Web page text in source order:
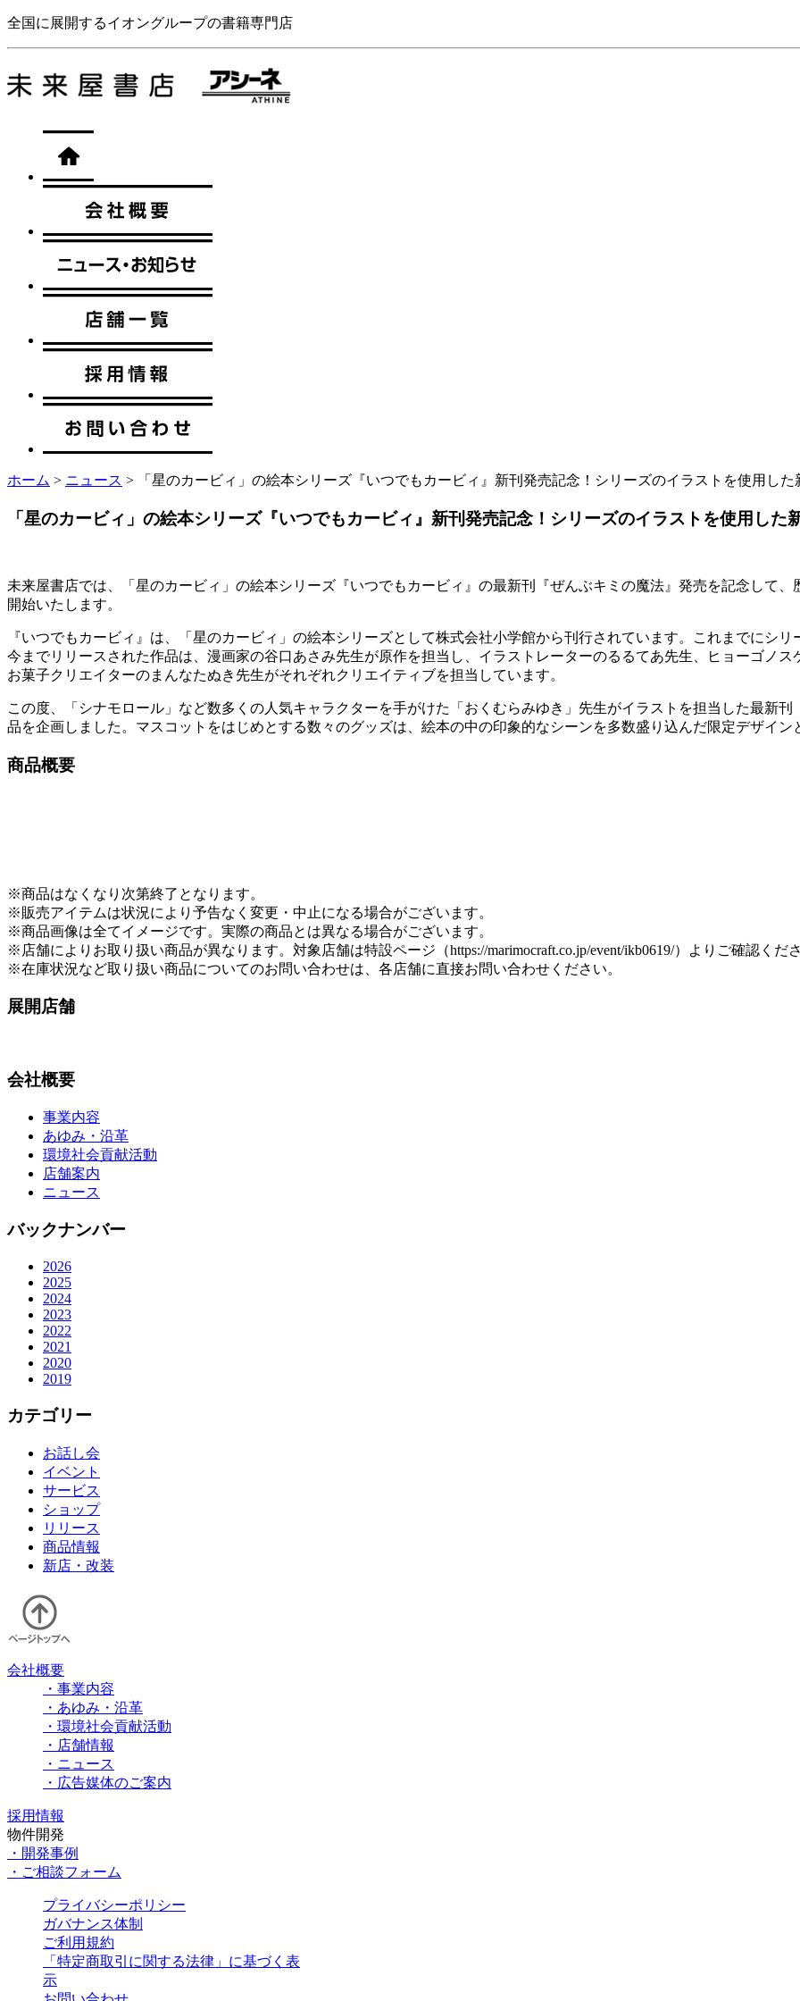
全国に展開するイオングループの書籍専門店
ホーム > ニュース > 「星のカービィ」の絵本シリーズ『いつでもカービィ』新刊発売記念！シリーズのイラストを使用した
「星のカービィ」の絵本シリーズ『いつでもカービィ』新刊発売記念！シリーズのイラストを使用した
未来屋書店では、「星のカービィ」の絵本シリーズ『いつでもカービィ』の最新刊『ぜんぶキミの魔法』発売を記念して
開始いたします。
『いつでもカービィ』は、「星のカービィ」の絵本シリーズとして株式会社小学館から刊行されています。これまでにシ
今までリリースされた作品は、漫画家の谷口あさみ先生が原作を担当し、イラストレーターのるるてあ先生、ヒョーゴノ
お菓子クリエイターのまんなたぬき先生がそれぞれクリエイティブを担当しています。
この度、「シナモロール」など数多くの人気キャラクターを手がけた「おくむらみゆき」先生がイラストを担当した最新
品を企画しました。マスコットをはじめとする数々のグッズは、絵本の中の印象的なシーンを多数盛り込んだ限定デザイン
商品概要
※商品はなくなり次第終了となります。
※販売アイテムは状況により予告なく変更・中止になる場合がございます。
※商品画像は全てイメージです。実際の商品とは異なる場合がございます。
※店舗によりお取り扱い商品が異なります。対象店舗は特設ページ（https://marimocraft.co.jp/event/ikb0619/）よりご確認くだ
※在庫状況など取り扱い商品についてのお問い合わせは、各店舗に直接お問い合わせください。
展開店舗
会社概要
事業内容
あゆみ・沿革
環境社会貢献活動
店舗案内
ニュース
バックナンバー
2026
2025
2024
2023
2022
2021
2020
2019
カテゴリー
お話し会
イベント
サービス
ショップ
リリース
商品情報
新店・改装
会社概要
・事業内容
・あゆみ・沿革
・環境社会貢献活動
・店舗情報
・ニュース
・広告媒体のご案内
採用情報
物件開発
・開発事例
・ご相談フォーム
プライバシーポリシー
ガバナンス体制
ご利用規約
「特定商取引に関する法律」に基づく表
示